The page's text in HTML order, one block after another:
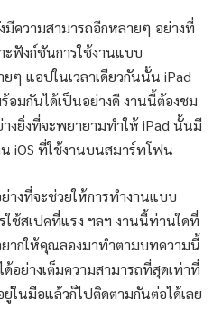
มีความสามารถอีกหลายๆ อย่างที่
ะฟังก์ชันการใช้งานแบบ
ๆ แอปในเวลาเดียวกันนั้น iPad
อมกันได้เป็นอย่างดี งานนี้ต้องชม
างยิ่งที่จะพยายามทำให้ iPad นั้นมี
น iOS ที่ใช้งานบนสมาร์ทโฟน
างที่จะช่วยให้การทำงานแบบ
ใช้สเปคที่แรง ฯลฯ งานนี้ท่านใดที่
ยากให้คุณลองมาทำตามบทความนี้
อย่างเต็มความสามารถที่สุดเท่าที่
ในมือแล้วก็ไปติดตามกันต่อได้เลย